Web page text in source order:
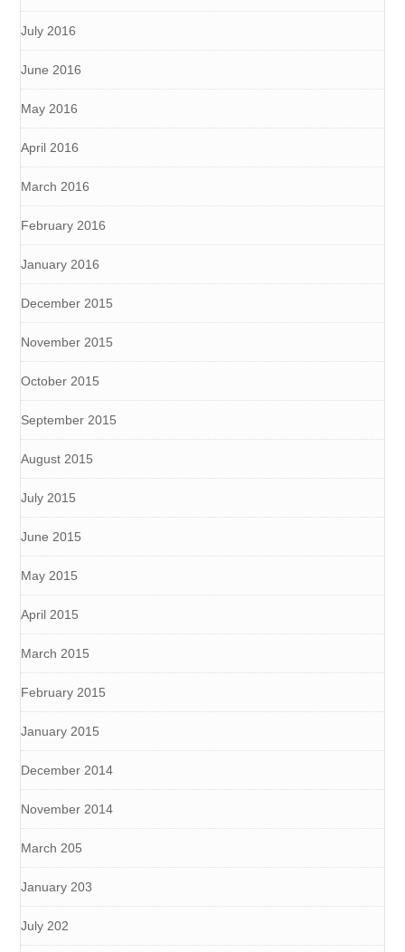
July 2016
June 2016
May 2016
April 2016
March 2016
February 2016
January 2016
December 2015
November 2015
October 2015
September 2015
August 2015
July 2015
June 2015
May 2015
April 2015
March 2015
February 2015
January 2015
December 2014
November 2014
March 205
January 203
July 202